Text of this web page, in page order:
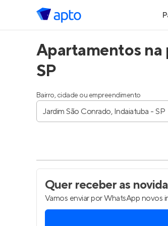
Apartamentos na
SP
Bairro, cidade ou empreendimento
Quer receber as
Vamos enviar por WhatsApp novos